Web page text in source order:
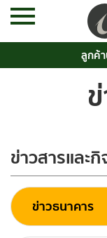
ลูกค้
ข่าวสารและ
ข่าวธนาคาร